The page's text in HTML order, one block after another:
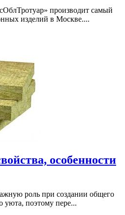
производит самый
изделий в Москве....
особенности
роль при создании общего
уюта, поэтому пере...